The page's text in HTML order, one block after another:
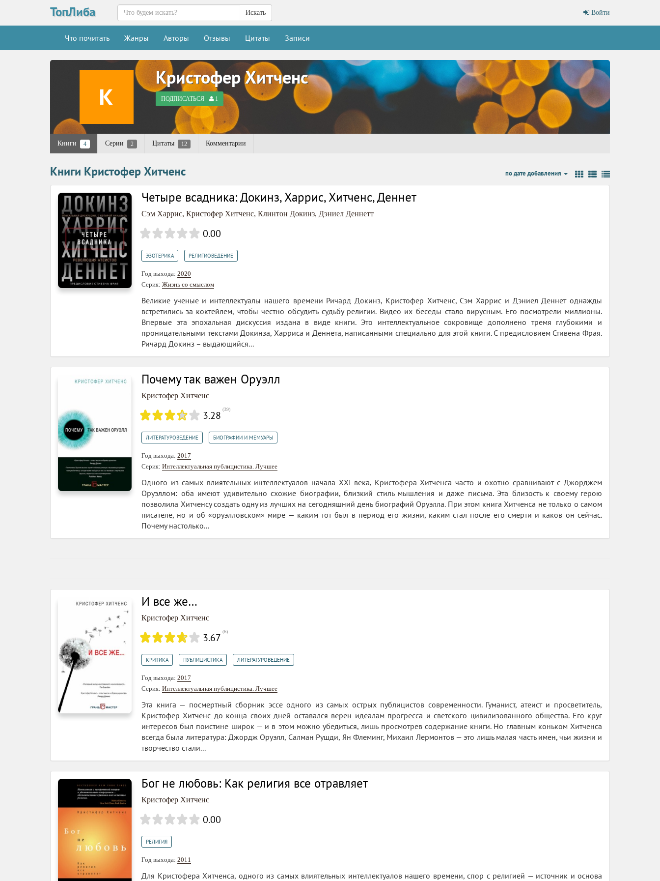
ТопЛиба Войти
Искать
Что почитать Жанры Авторы Отзывы Цитаты Записи
Кристофер Хитченс
ПОДПИСАТЬСЯ 1
Книги 4 Серии 2 Цитаты 12 Комментарии
Книги Кристофер Хитченс по дате добавления
Четыре всадника: Докинз, Харрис, Хитченс, Деннет
Сэм Харрис, Кристофер Хитченс, Клинтон Докинз, Дэниел Деннетт
0.00
ЭЗОТЕРИКА РЕЛИГИОВЕДЕНИЕ
Год выхода: 2020
Серия: Жизнь со смыслом
Великие ученые и интеллектуалы нашего времени Ричард Докинз, Кристофер Хитченс, Сэм Харрис и Дэниел Деннет однажды
встретились за коктейлем, чтобы честно обсудить судьбу религии. Видео их беседы стало вирусным. Его посмотрели миллионы.
Впервые эта эпохальная дискуссия издана в виде книги. Это интеллектуальное сокровище дополнено тремя глубокими и
проницательными текстами Докинза, Харриса и Деннета, написанными специально для этой книги. С предисловием Стивена Фрая.
Ричард Докинз – выдающийся...
Почему так важен Оруэлл
Кристофер Хитченс
3.28 (39)
ЛИТЕРАТУРОВЕДЕНИЕ БИОГРАФИИ И МЕМУАРЫ
Год выхода: 2017
Серия: Интеллектуальная публицистика. Лучшее
Одного из самых влиятельных интеллектуалов начала XXI века, Кристофера Хитченса часто и охотно сравнивают с Джорджем
Оруэллом: оба имеют удивительно схожие биографии, близкий стиль мышления и даже письма. Эта близость к своему герою
позволила Хитченсу создать одну из лучших на сегодняшний день биографий Оруэлла. При этом книга Хитченса не только о самом
писателе, но и об «оруэлловском» мире — каким тот был в период его жизни, каким стал после его смерти и каков он сейчас.
Почему настолько...
И все же…
Кристофер Хитченс
3.67 (6)
КРИТИКА ПУБЛИЦИСТИКА ЛИТЕРАТУРОВЕДЕНИЕ
Год выхода: 2017
Серия: Интеллектуальная публицистика. Лучшее
Эта книга — посмертный сборник эссе одного из самых острых публицистов современности. Гуманист, атеист и просветитель,
Кристофер Хитченс до конца своих дней оставался верен идеалам прогресса и светского цивилизованного общества. Его круг
интересов был поистине широк — и в этом можно убедиться, лишь просмотрев содержание книги. Но главным коньком Хитченса
всегда была литература: Джордж Оруэлл, Салман Рушди, Ян Флеминг, Михаил Лермонтов — это лишь малая часть имен, чьи жизни и
творчество стали...
Бог не любовь: Как религия все отравляет
Кристофер Хитченс
0.00
РЕЛИГИЯ
Год выхода: 2011
Для Кристофера Хитченса, одного из самых влиятельных интеллектуалов нашего времени, спор с религией — источник и основа